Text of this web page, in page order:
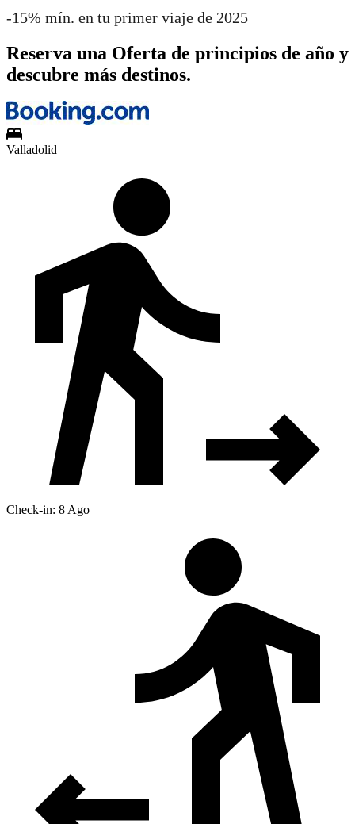
-15% mín. en tu primer viaje de 2025
Reserva una Oferta de principios de año y
descubre más destinos.
Valladolid
Check-in: 8 Ago